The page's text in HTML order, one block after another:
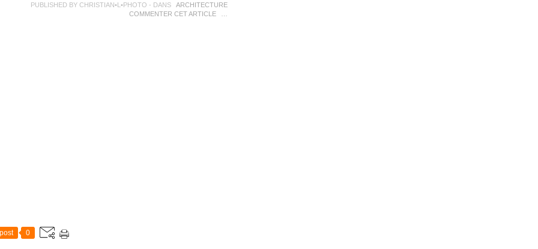
PUBLISHED BY CHRISTIAN•L•PHOTO - DANS
ARCHITECTURE
COMMENTER CET ARTICLE
0